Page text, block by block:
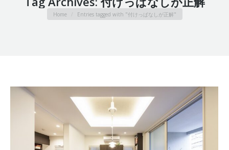
You are here:
Home Entries tagged with "付けっぱなしが正解"